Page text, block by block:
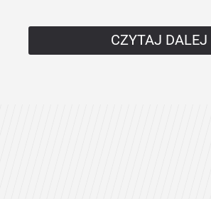
CZYTAJ DALEJ